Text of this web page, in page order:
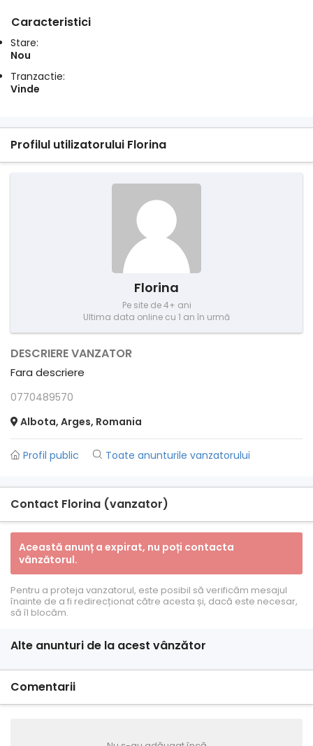
Caracteristici
Stare:
Nou
Tranzactie:
Vinde
Profilul utilizatorului Florina
Florina
Pe site de 4+ ani
Ultima data online cu 1 an în urmă
DESCRIERE VANZATOR
Fara descriere
0770489570
Albota, Arges, Romania
Profil public Toate anunturile vanzatorului
Contact Florina (vanzator)
Această anunț a expirat, nu poți contacta
vânzătorul.
Pentru a proteja vanzatorul, este posibil să verificăm mesajul
înainte de a fi redirecționat către acesta și, dacă este necesar,
să îl blocăm.
Alte anunturi de la acest vânzător
Comentarii